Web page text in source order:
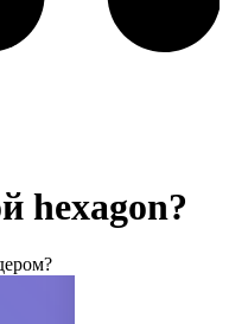
hexagon?